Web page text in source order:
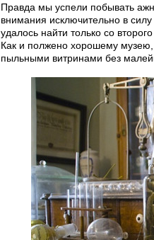
Правда мы успели побывать
внимания исключительно в
удалось найти только со
Как и полжено хорошему музею,
пыльными витринами без